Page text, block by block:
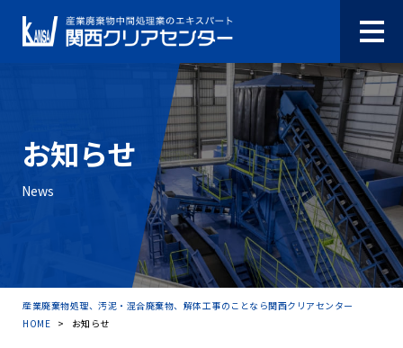
お知らせ
News
産業廃棄物処理、汚泥・混合廃棄物、解体工事のことなら関西クリアセンター
HOME > お知らせ